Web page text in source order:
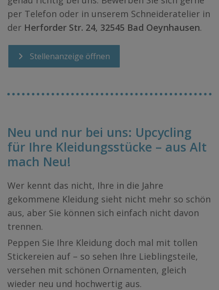
per Telefon oder in unserem Schneideratelier in
der Herforder Str. 24, 32545 Bad Oeynhausen.
Stellenanzeige öffnen
Neu und nur bei uns: Upcycling
für Ihre Kleidungsstücke – aus Alt
mach Neu!
Wer kennt das nicht, Ihre in die Jahre
gekommene Kleidung sieht nicht mehr so schön
aus, aber Sie können sich einfach nicht davon
trennen.
Peppen Sie Ihre Kleidung doch mal mit tollen
Stickereien auf – so sehen Ihre Lieblingsteile,
versehen mit schönen Ornamenten, gleich
wieder neu und hochwertig aus.